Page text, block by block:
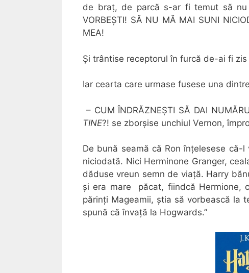
de braț, de parcă s-ar fi temut să nu
VORBEȘTI! SĂ NU MĂ MAI SUNI
MEA!
Și trântise receptorul în furcă de-ai fi
Iar cearta care urmase fusese una
– CUM ÎNDRĂZNEȘTI SĂ DAI
TINE?! se zborșise unchiul Vernon,
De bună seamă că Ron înțelesese că-
niciodată. Nici Herminone Granger,
dăduse vreun semn de viață. Harry
și era mare păcat, fiindcă Hermione,
părinți Mageamii, știa să vorbească la
spună că învață la Hogwards.”